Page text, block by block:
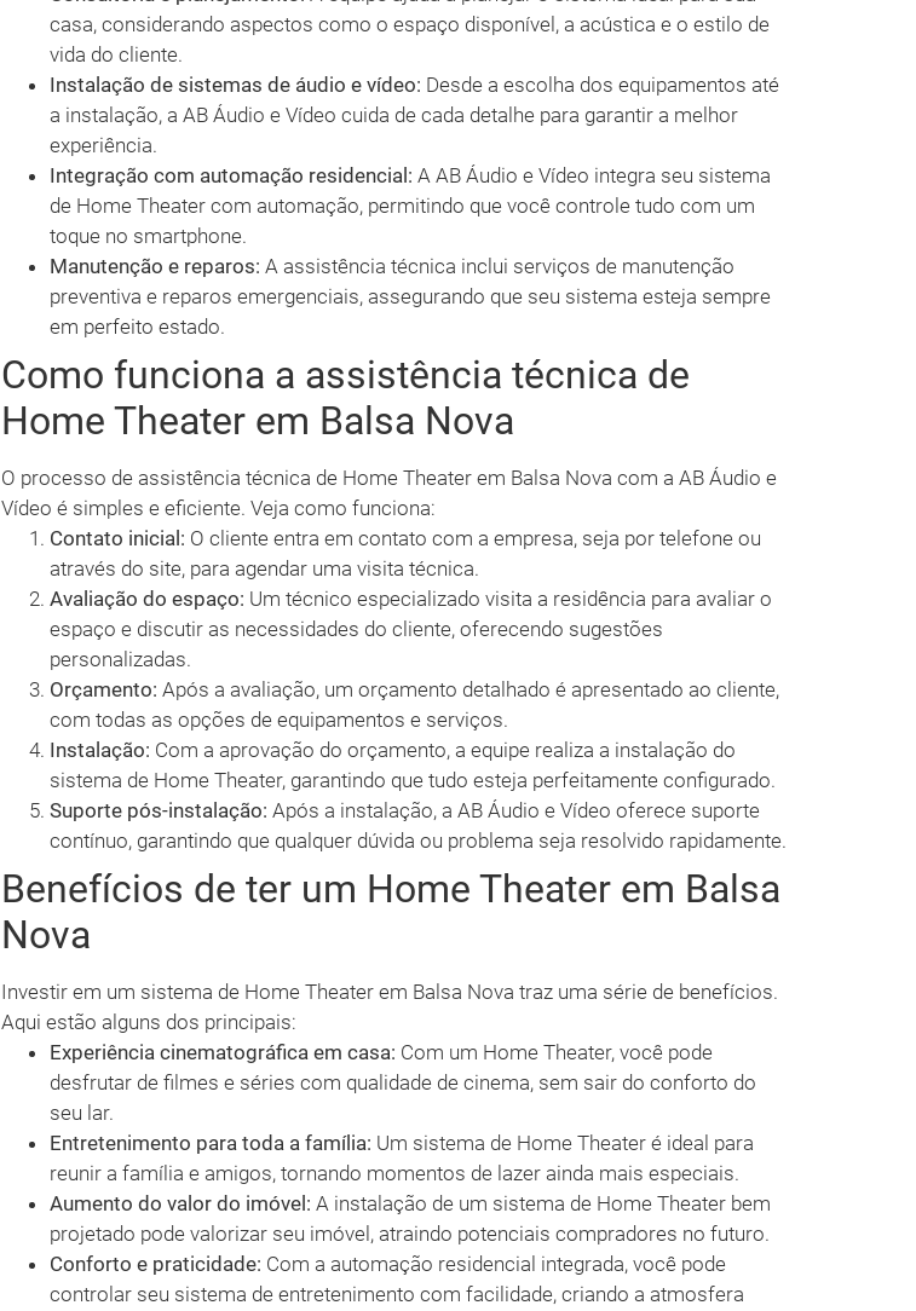
casa, considerando aspectos como o espaço disponível, a acústica e o estilo de
vida do cliente.
Instalação de sistemas de áudio e vídeo: Desde a escolha dos equipamentos até
a instalação, a AB Áudio e Vídeo cuida de cada detalhe para garantir a melhor
experiência.
Integração com automação residencial: A AB Áudio e Vídeo integra seu sistema
de Home Theater com automação, permitindo que você controle tudo com um
toque no smartphone.
Manutenção e reparos: A assistência técnica inclui serviços de manutenção
preventiva e reparos emergenciais, assegurando que seu sistema esteja sempre
em perfeito estado.
Como funciona a assistência técnica de
Home Theater em Balsa Nova
O processo de assistência técnica de Home Theater em Balsa Nova com a AB Áudio e
Vídeo é simples e eficiente. Veja como funciona:
Contato inicial: O cliente entra em contato com a empresa, seja por telefone ou
através do site, para agendar uma visita técnica.
Avaliação do espaço: Um técnico especializado visita a residência para avaliar o
espaço e discutir as necessidades do cliente, oferecendo sugestões
personalizadas.
Orçamento: Após a avaliação, um orçamento detalhado é apresentado ao cliente,
com todas as opções de equipamentos e serviços.
Instalação: Com a aprovação do orçamento, a equipe realiza a instalação do
sistema de Home Theater, garantindo que tudo esteja perfeitamente configurado.
Suporte pós-instalação: Após a instalação, a AB Áudio e Vídeo oferece suporte
contínuo, garantindo que qualquer dúvida ou problema seja resolvido rapidamente.
Benefícios de ter um Home Theater em Balsa
Nova
Investir em um sistema de Home Theater em Balsa Nova traz uma série de benefícios.
Aqui estão alguns dos principais:
Experiência cinematográfica em casa: Com um Home Theater, você pode
desfrutar de filmes e séries com qualidade de cinema, sem sair do conforto do
seu lar.
Entretenimento para toda a família: Um sistema de Home Theater é ideal para
reunir a família e amigos, tornando momentos de lazer ainda mais especiais.
Aumento do valor do imóvel: A instalação de um sistema de Home Theater bem
projetado pode valorizar seu imóvel, atraindo potenciais compradores no futuro.
Conforto e praticidade: Com a automação residencial integrada, você pode
controlar seu sistema de entretenimento com facilidade, criando a atmosfera